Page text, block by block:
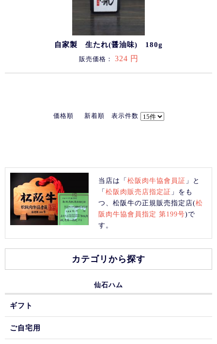
自家製 生たれ(醤油味) 180g
販売価格： 324 円
価格順 新着順 表示件数
当店は「松阪肉牛協會員証 」と
「松阪肉販売店指定証 」をも
つ、松阪牛の正規販売指定店(松
阪肉牛協會員指定 第199号)で
す。
カテゴリから探す
仙石ハム
ギフト
ご自宅用